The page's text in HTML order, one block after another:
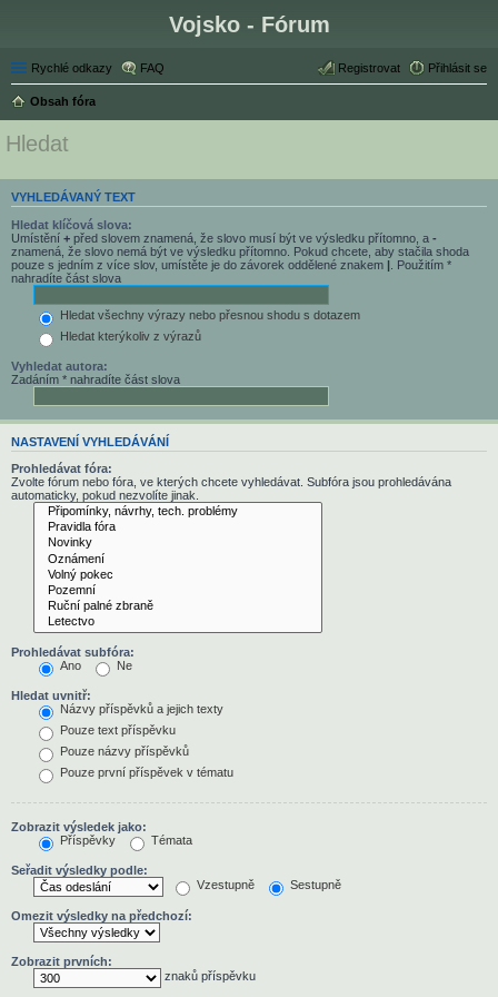
Vojsko - Fórum
Rychlé odkazy FAQ Přihlásit se
Registrovat
Obsah fóra
Hledat
VYHLEDÁVANÝ TEXT
Hledat klíčová slova:
Umístění + před slovem znamená, že slovo musí být ve výsledku přítomno, a -
znamená, že slovo nemá být ve výsledku přítomno. Pokud chcete, aby stačila shoda
pouze s jedním z více slov, umístěte je do závorek oddělené znakem | . Použitím *
nahradíte část slova
Hledat všechny výrazy nebo přesnou shodu s dotazem
Hledat kterýkoliv z výrazů
Vyhledat autora:
Zadáním * nahradíte část slova
NASTAVENÍ VYHLEDÁVÁNÍ
Prohledávat fóra:
Zvolte fórum nebo fóra, ve kterých chcete vyhledávat. Subfóra jsou prohledávána
automaticky, pokud nezvolíte jinak.
Prohledávat subfóra:
Ano
Ne
Hledat uvnitř:
Názvy příspěvků a jejich texty
Pouze text příspěvku
Pouze názvy příspěvků
Pouze první příspěvek v tématu
Zobrazit výsledek jako:
Příspěvky
Témata
Seřadit výsledky podle:
Vzestupně
Sestupně
Omezit výsledky na předchozí:
Zobrazit prvních:
znaků příspěvku